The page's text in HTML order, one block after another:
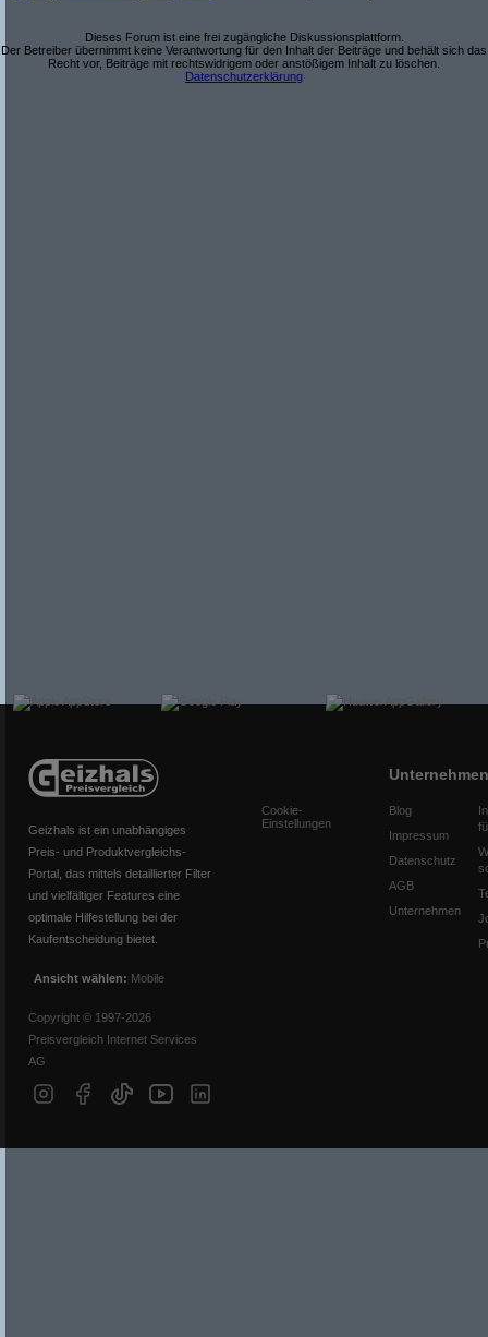
Dieses Forum ist eine frei zugängliche Diskussionsplattform.
Der Betreiber übernimmt keine Verantwortung für den Inhalt der Beiträge und behält sich das
Recht vor, Beiträge mit rechtswidrigem oder anstößigem Inhalt zu löschen.
Datenschutzerklärung
Geizhals ist ein unabhängiges
Preis- und Produktvergleichs-
Portal, das mittels detaillierter Filter
und vielfältiger Features eine
optimale Hilfestellung bei der
Kaufentscheidung bietet.
Ansicht wählen: Mobile
Copyright © 1997-2026
Preisvergleich Internet Services
AG
Cookie-
Einstellungen
Unternehmen
Blog
Impressum
Datenschutz
AGB
Unternehmen